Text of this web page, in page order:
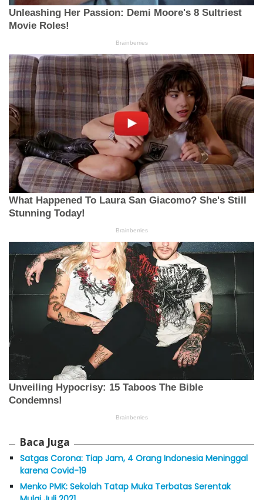
Baca Juga
Satgas Corona: Tiap Jam, 4 Orang Indonesia Meninggal
karena Covid-19
Menko PMK: Sekolah Tatap Muka Terbatas Serentak